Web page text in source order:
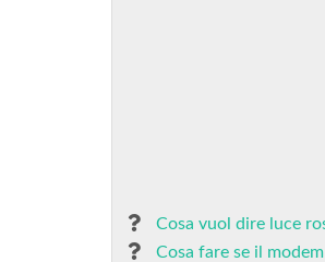
Cosa vuol dire luce
Cosa fare se il